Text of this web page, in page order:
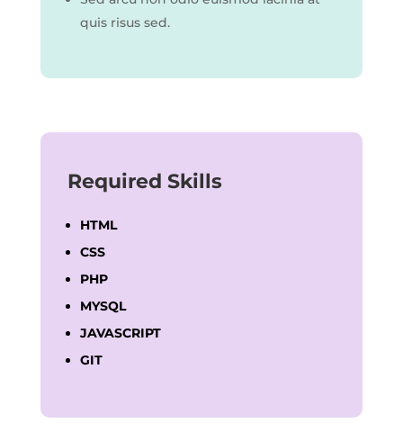
quis risus sed.
Required Skills
HTML
CSS
PHP
MYSQL
JAVASCRIPT
GIT